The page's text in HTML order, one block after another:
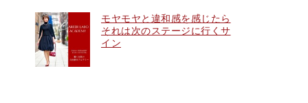
モヤモヤと違和感を感じたら
それは次のステージに行くサ
イン